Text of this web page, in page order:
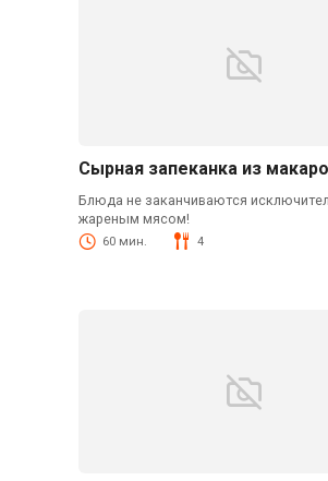
Сырная запеканка из
Блюда не заканчиваются
жареным мясом!
60 мин. 4